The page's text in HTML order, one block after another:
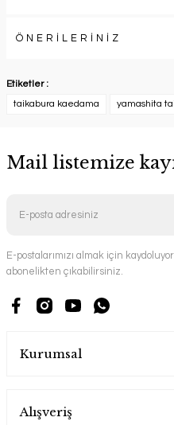
ÖNERİLERİNİZ
Etiketler :
taikabura kaedama
yamashita
Mail listemize
E-postalarımızı almak için
abonelikten çıkabilirsiniz.
Kurumsal
Alışveriş